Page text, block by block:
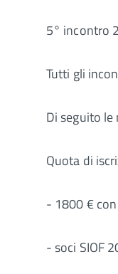
5° incontro
Tutti gli
Di seguito
Quota di
- 1800 €
- soci SIOF